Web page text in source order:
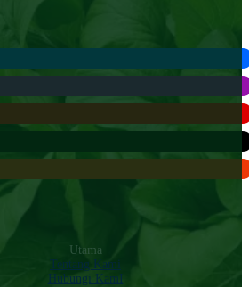
Utama
Tentang Kami
Hubungi KamI